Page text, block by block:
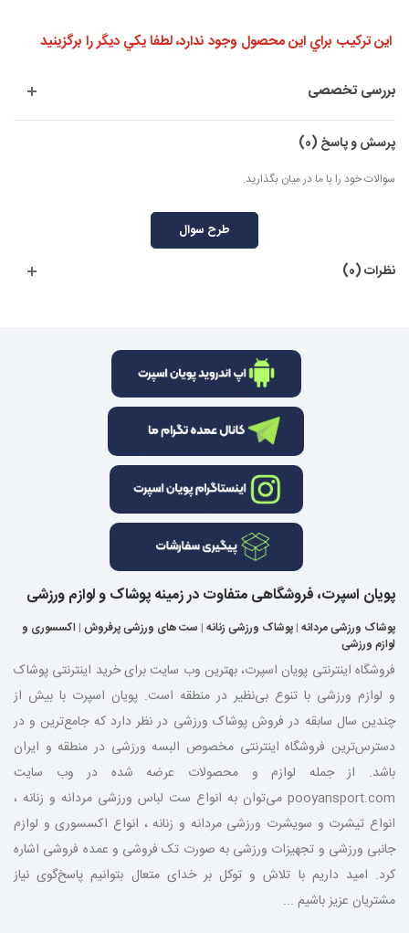
اين تركيب براي اين محصول وجود ندارد، لطفا يكي ديگر را برگزينيد
بررسی تخصصی
پرسش و پاسخ (0)
سوالات خود را با ما در میان بگذارید.
طرح سوال
نظرات (0)
پویان اسپرت، فروشگاهی متفاوت در زمینه پوشاک و لوازم ورزشی
پوشاک ورزشی مردانه | پوشاک ورزشی زنانه | ست های ورزشی پرفروش | اکسسوری و
لوازم ورزشی
فروشگاه اینترنتی پویان اسپرت، بهترین وب سایت برای خرید اینترنتی پوشاک
و لوازم ورزشی با تنوع بی‌نظیر در منطقه است. پویان اسپرت با بیش از
چندین سال سابقه در فروش پوشاک ورزشی در نظر دارد که جامع‌ترین و در
دسترس‌ترین فروشگاه اینترنتی مخصوص البسه ورزشی در منطقه و ایران
باشد. از جمله لوازم و محصولات عرضه شده در وب سایت
pooyansport.com می‌توان به انواع ست لباس ورزشی مردانه و زنانه ،
انواع تیشرت و سویشرت ورزشی مردانه و زنانه ، انواع اکسسوری و لوازم
جانبی ورزشی و تجهیزات ورزشی به صورت تک فروشی و عمده فروشی اشاره
کرد. امید داریم با تلاش و توکل بر خدای متعال بتوانیم پاسخ‌گوی نیاز
مشتریان عزیز باشیم ...